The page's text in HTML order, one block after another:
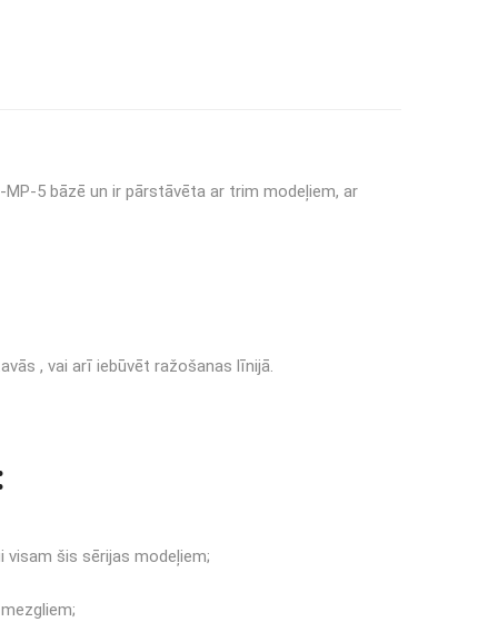
5 bāzē un ir pārstāvēta ar trim modeļiem, ar
, vai arī iebūvēt ražošanas līnijā.
šis sērijas modeļiem;